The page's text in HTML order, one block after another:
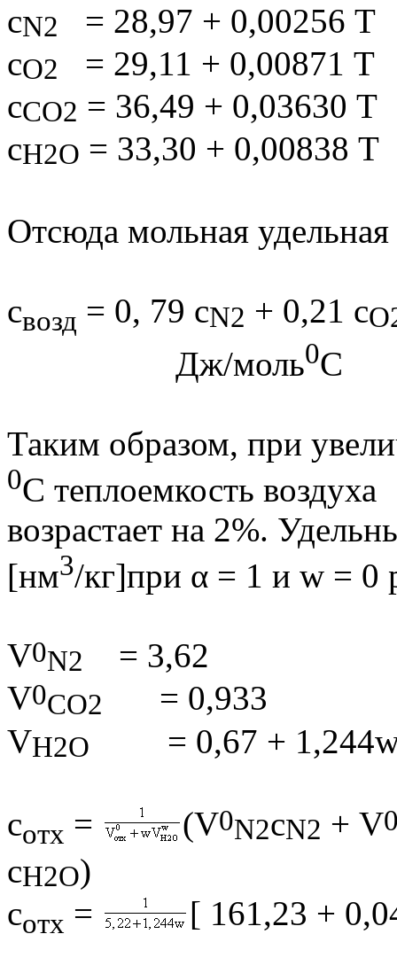
сN2 = 28,97 + 0,00256 T
сO2 = 29,11 + 0,00871 T
сCO2 = 36,49 + 0,03630 T
сH2O = 33,30 + 0,00838 T
Отсюда мольная удельная
свозд = 0, 79 сN2 + 0,21 сO
Дж/моль0
Таким образом, при
0С теплоемкость воздуха
возрастает на 2%.
[нм3/кг]при α = 1 и w = 0
V0N2
= 3,62
V0СО2 = 0,933
VН2О = 0,67 + 1,244
сотх = (V0N2сN2 + V
сH2O)
сотх = [ 161,23 +